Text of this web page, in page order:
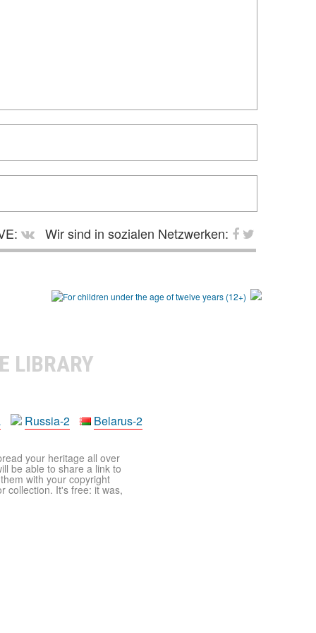
Wir sind in sozialen Netzwerken:
LIBRARY
Russia-2 Belarus-2
your heritage all over
be able to share a link to
with your copyright
collection. It's free: it was,